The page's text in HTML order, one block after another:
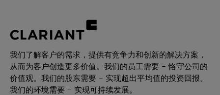
我们了解客户的需求，提供有竞争力和创新的解决方案，
从而为客户创造更多价值。我们的员工需要 – 恪守公司的
价值观。我们的股东需要 – 实现超出平均值的投资回报。
我们的环境需要 – 实现可持续发展。